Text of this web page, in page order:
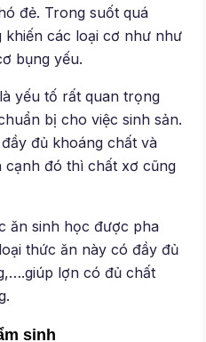
đẻ. Trong suốt quá
các loại cơ như như
bụng yếu.
yếu tố rất quan trọng
bị cho việc sinh sản.
đủ khoáng chất và
cạnh đó thì chất xơ cũng
ăn sinh học được pha
thức ăn này có đầy đủ
lợn có đủ chất
sinh